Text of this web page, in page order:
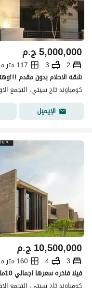
ج.م5,000,000
2
3
117 متر مربع
كومباوند تاج سيتي، التجمع
الإيميل
ج.م10,500,000
3
4
160 متر مربع